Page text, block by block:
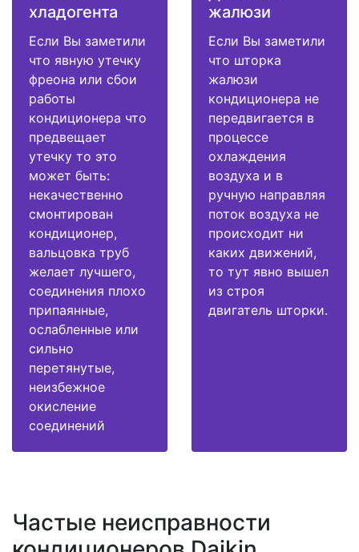
хладогента
Если Вы заметили
что явную утечку
фреона или сбои
работы
кондиционера что
предвещает
утечку то это
может быть:
некачественно
смонтирован
кондиционер,
вальцовка труб
желает лучшего,
соединения плохо
припаянные,
ослабленные или
сильно
перетянутые,
неизбежное
окисление
соединений
жалюзи
Если Вы заметили
что шторка
жалюзи
кондиционера не
передвигается в
процессе
охлаждения
воздуха и в
ручную направляя
поток воздуха не
происходит ни
каких движений,
то тут явно вышел
из строя
двигатель шторки.
Частые неисправности